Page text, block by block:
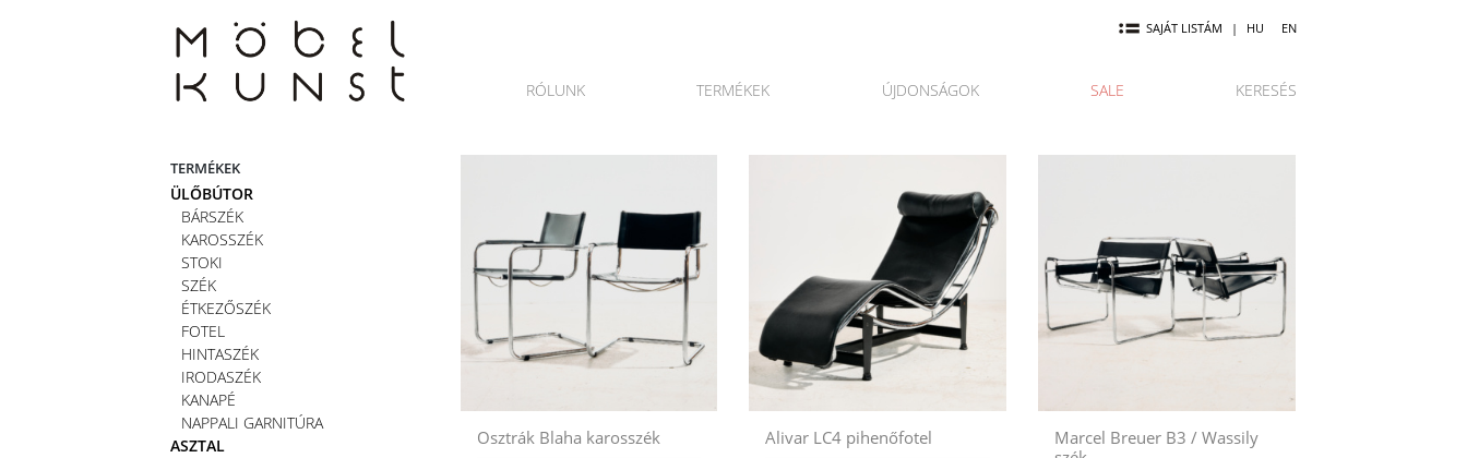
SAJÁT LISTÁM | HU EN
RÓLUNK TERMÉKEK ÚJDONSÁGOK SALE KERESÉS
TERMÉKEK
ÜLŐBÚTOR
BÁRSZÉK
KAROSSZÉK
STOKI
SZÉK
ÉTKEZŐSZÉK
FOTEL
HINTASZÉK
IRODASZÉK
KANAPÉ
NAPPALI GARNITÚRA
ASZTAL
Osztrák Blaha karosszék Alivar LC4 pihenőfotel
Marcel Breuer B3 / Wassily